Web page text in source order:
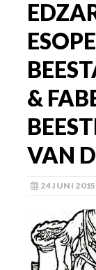
&
VAN
24 JUNI 2015